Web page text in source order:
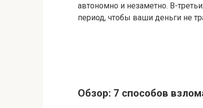
автономно и незаметно. В-
период, чтобы ваши деньги не
Обзор: 7 способов